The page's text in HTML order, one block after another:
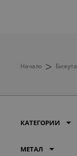
Начало > Бижута
КАТЕГОРИИ
МЕТАЛ